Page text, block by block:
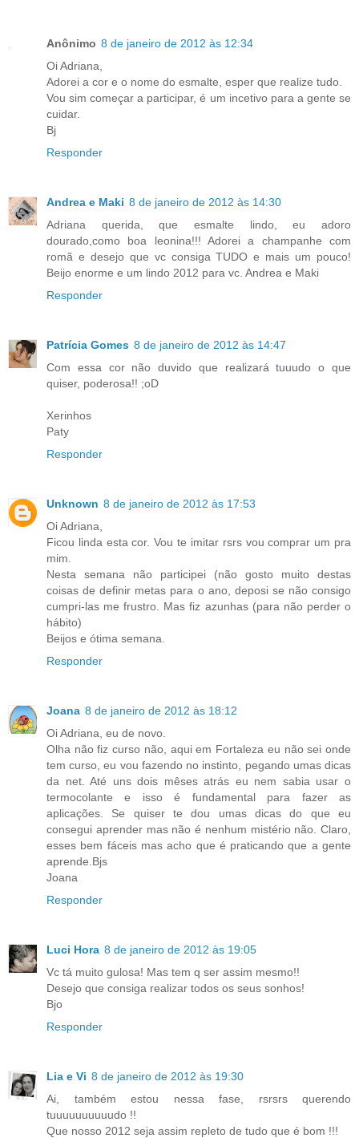
Anônimo 8 de janeiro de 2012 às 12:34
Oi Adriana,
Adorei a cor e o nome do esmalte, esper que realize tudo.
Vou sim começar a participar, é um incetivo para a gente se
cuidar.
Bj
Responder
Andrea e Maki 8 de janeiro de 2012 às 14:30
Adriana querida, que esmalte lindo, eu adoro
dourado,como boa leonina!!! Adorei a champanhe com
romã e desejo que vc consiga TUDO e mais um pouco!
Beijo enorme e um lindo 2012 para vc. Andrea e Maki
Responder
Patrícia Gomes 8 de janeiro de 2012 às 14:47
Com essa cor não duvido que realizará tuuudo o que
quiser, poderosa!! ;oD
Xerinhos
Paty
Responder
Unknown 8 de janeiro de 2012 às 17:53
Oi Adriana,
Ficou linda esta cor. Vou te imitar rsrs vou comprar um pra
mim.
Nesta semana não participei (não gosto muito destas
coisas de definir metas para o ano, deposi se não consigo
cumpri-las me frustro. Mas fiz azunhas (para não perder o
hábito)
Beijos e ótima semana.
Responder
Joana 8 de janeiro de 2012 às 18:12
Oi Adriana, eu de novo.
Olha não fiz curso não, aqui em Fortaleza eu não sei onde
tem curso, eu vou fazendo no instinto, pegando umas dicas
da net. Até uns dois mêses atrás eu nem sabia usar o
termocolante e isso é fundamental para fazer as
aplicações. Se quiser te dou umas dicas do que eu
consegui aprender mas não é nenhum mistério não. Claro,
esses bem fáceis mas acho que é praticando que a gente
aprende.Bjs
Joana
Responder
Luci Hora 8 de janeiro de 2012 às 19:05
Vc tá muito gulosa! Mas tem q ser assim mesmo!!
Desejo que consiga realizar todos os seus sonhos!
Bjo
Responder
Lia e Vi 8 de janeiro de 2012 às 19:30
Ai, também estou nessa fase, rsrsrs querendo
tuuuuuuuuuudo !!
Que nosso 2012 seja assim repleto de tudo que é bom !!!